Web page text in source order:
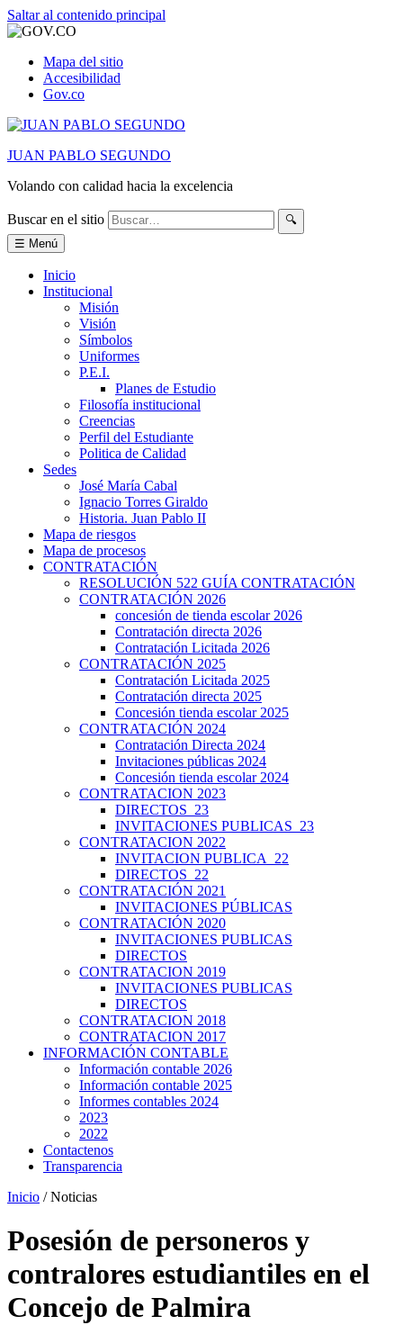
Saltar al contenido principal
Mapa del sitio
Accesibilidad
Gov.co
JUAN PABLO SEGUNDO
Volando con calidad hacia la excelencia
Buscar en el sitio
🔍
☰ Menú
Inicio
Institucional
Misión
Visión
Símbolos
Uniformes
P.E.I.
Planes de Estudio
Filosofía institucional
Creencias
Perfil del Estudiante
Politica de Calidad
Sedes
José María Cabal
Ignacio Torres Giraldo
Historia. Juan Pablo II
Mapa de riesgos
Mapa de procesos
CONTRATACIÓN
RESOLUCIÓN 522 GUÍA CONTRATACIÓN
CONTRATACIÓN 2026
concesión de tienda escolar 2026
Contratación directa 2026
Contratación Licitada 2026
CONTRATACIÓN 2025
Contratación Licitada 2025
Contratación directa 2025
Concesión tienda escolar 2025
CONTRATACIÓN 2024
Contratación Directa 2024
Invitaciones públicas 2024
Concesión tienda escolar 2024
CONTRATACION 2023
DIRECTOS_23
INVITACIONES PUBLICAS_23
CONTRATACION 2022
INVITACION PUBLICA_22
DIRECTOS_22
CONTRATACIÓN 2021
INVITACIONES PÚBLICAS
CONTRATACIÓN 2020
INVITACIONES PUBLICAS
DIRECTOS
CONTRATACION 2019
INVITACIONES PUBLICAS
DIRECTOS
CONTRATACION 2018
CONTRATACION 2017
INFORMACIÓN CONTABLE
Información contable 2026
Información contable 2025
Informes contables 2024
2023
2022
Contactenos
Transparencia
Inicio / Noticias
Posesión de personeros y
contralores estudiantiles en el
Concejo de Palmira